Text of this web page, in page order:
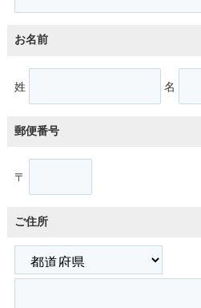
お名前
姓 名
郵便番号
〒
ご住所